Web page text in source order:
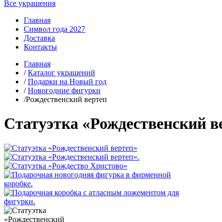
Все украшения
Главная
Символ года 2027
Доставка
Контакты
Главная
/Каталог украшений
/Подарки на Новый год
/Новогодние фигурки
/Рождественский вертеп
Статуэтка «Рождественский